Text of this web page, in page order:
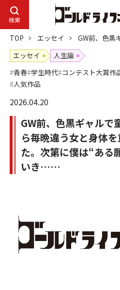
検索
TOP エッセイ
GW前、色黒
エッセイ
人生論
青春 学生時代 コンテスト大賞作
人気作品
2026.04.20
GW前、色黒ギャルで
ら毎晩違う女と身体
た。次第に僕は“ある
いき……